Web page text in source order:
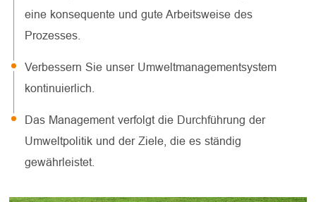
eine konsequente und gute Arbeitsweise des
Prozesses.
Verbessern Sie unser Umweltmanagementsystem
kontinuierlich.
Das Management verfolgt die Durchführung der
Umweltpolitik und der Ziele, die es ständig
gewährleistet.